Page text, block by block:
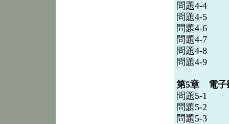
問題4-4
問題4-5
問題4-6
問題4-7
問題4-8
問題4-9
第5章 電子
問題5-1
問題5-2
問題5-3